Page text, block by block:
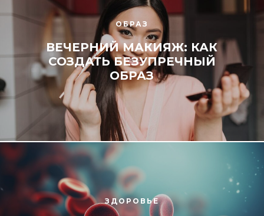
ОБРАЗ
ВЕЧЕРНИЙ МАКИЯЖ: КАК
СОЗДАТЬ БЕЗУПРЕЧНЫЙ
ОБРАЗ
ЗДОРОВЬЕ